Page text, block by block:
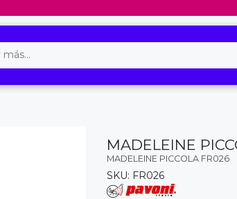
MADELEINE
MADELEINE PICCOLA FR026
SKU: FR026